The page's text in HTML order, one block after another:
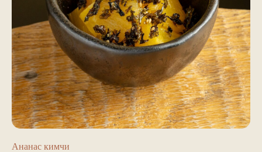
Ананас кимчи